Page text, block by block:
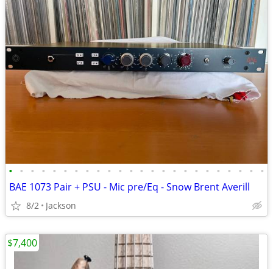
• • • • • • • • • • • • • • • • • • • • • • • •
BAE 1073 Pair + PSU - Mic pre/Eq - Snow Brent Averill
8/2 Jackson
$7,400